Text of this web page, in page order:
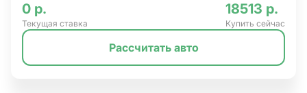
0 р.
Текущая ставка
18513 р.
Купить сейчас
Рассчитать авто